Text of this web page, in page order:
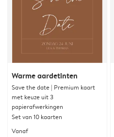
Warme aardetinten
Save the date | Premium kaart
met keuze uit 3
papierafwerkingen
Set van 10 kaarten
Vanaf